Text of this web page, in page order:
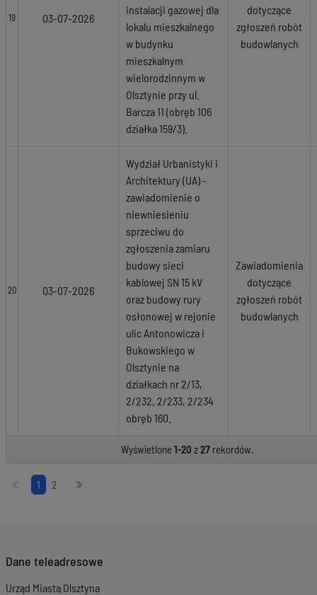
19 03-07-2026
instalacji gazowej dla
lokalu mieszkalnego
w budynku
mieszkalnym
wielorodzinnym w
Olsztynie przy ul.
Barcza 11 (obręb 106
działka 159/3).
dotyczące
zgłoszeń robót
budowlanych
20 03-07-2026
Wydział Urbanistyki i
Architektury (UA) -
zawiadomienie o
niewniesieniu
sprzeciwu do
zgłoszenia zamiaru
budowy sieci
kablowej SN 15 kV
oraz budowy rury
osłonowej w rejonie
ulic Antonowicza i
Bukowskiego w
Olsztynie na
działkach nr 2/13,
2/232, 2/233, 2/234
obręb 160.
Zawiadomienia
dotyczące
zgłoszeń robót
budowlanych
Wyświetlone1-20 z27rekordów.
Stronicowanie
1 2
Dane teleadresowe
Urząd Miasta Olsztyna